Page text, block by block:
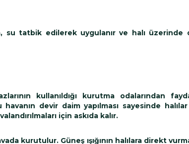
su tatbik edilerek uygulanır ve halı üzerinde
kullanıldığı kurutma odalarından
havanın devir daim yapılması sayesinde
için askıda kalır.
kurutulur. Güneş ışığının halılara direkt